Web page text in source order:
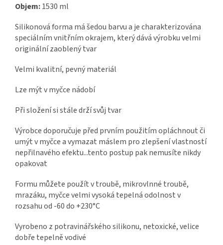
Objem:1530 ml
Silikonová forma má šedou barvu a je charakterizována
speciálním vnitřním okrajem, který dává výrobku velmi
originální zaoblený tvar
Velmi kvalitní, pevný materiál
Lze mýt v myčce nádobí
Při složení si stále drží svůj tvar
Výrobce doporučuje před prvním použitím opláchnout či
umýt v myčce a vymazat máslem pro zlepšení vlastností
nepřilnavého efektu...tento postup pak nemusíte nikdy
opakovat
Formu můžete použít v troubě, mikrovlnné troubě,
mrazáku, myčce velmi vysoká tepelná odolnost v
rozsahu od -60 do +230°C
Vyrobeno z potravinářského silikonu, netoxické, velice
dobře tepelně vodivé